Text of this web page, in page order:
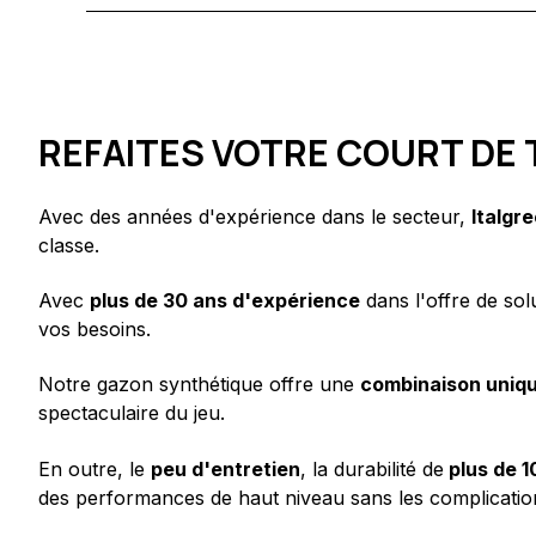
REFAITES VOTRE COURT
Avec des années d'expérience dans le secteur,
classe.
Avec plus de 30 ans d'expérience dans l'offre de
vos besoins.
Notre gazon synthétique offre une combinaison
spectaculaire du jeu.
En outre, le peu d'entretien, la durabilité de plus de
des performances de haut niveau sans les